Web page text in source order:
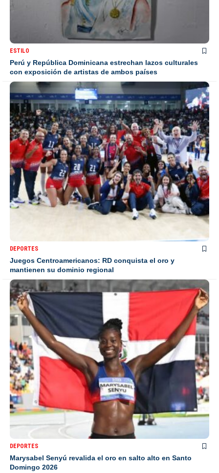
ESTILO
Perú y República Dominicana estrechan lazos culturales
con exposición de artistas de ambos países
DEPORTES
Juegos Centroamericanos: RD conquista el oro y
mantienen su dominio regional
DEPORTES
Marysabel Senyú revalida el oro en salto alto en Santo
Domingo 2026